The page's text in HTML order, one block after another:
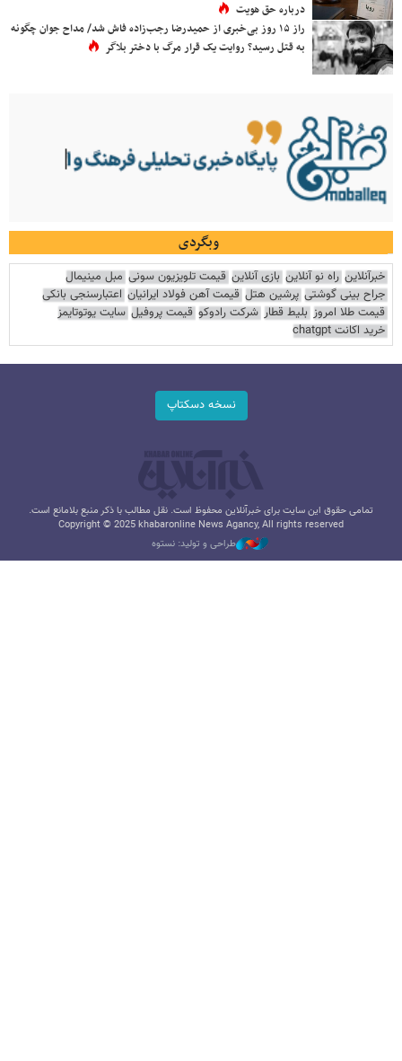
درباره حق هویت
راز ۱۵ روز بی‌خبری از حمیدرضا رجب‌زاده فاش شد/ مداح جوان چگونه
به قتل رسید؟ روایت یک قرار مرگ با دختر بلاگر
وبگردی
خبرآنلاین راه نو آنلاین بازی آنلاین قیمت تلویزیون سونی مبل مینیمال
جراح بینی گوشتی پرشین هتل قیمت آهن فولاد ایرانیان اعتبارسنجی بانکی
قیمت طلا امروز بلیط قطار شرکت رادوکو قیمت پروفیل سایت یوتوتایمز
خرید اکانت chatgpt
نسخه دسکتاپ
تمامی حقوق این سایت برای خبرآنلاین محفوظ است. نقل مطالب با ذکر منبع بلامانع است.
Copyright © 2025 khabaronline News Agancy, All rights reserved
طراحی و تولید: نستوه